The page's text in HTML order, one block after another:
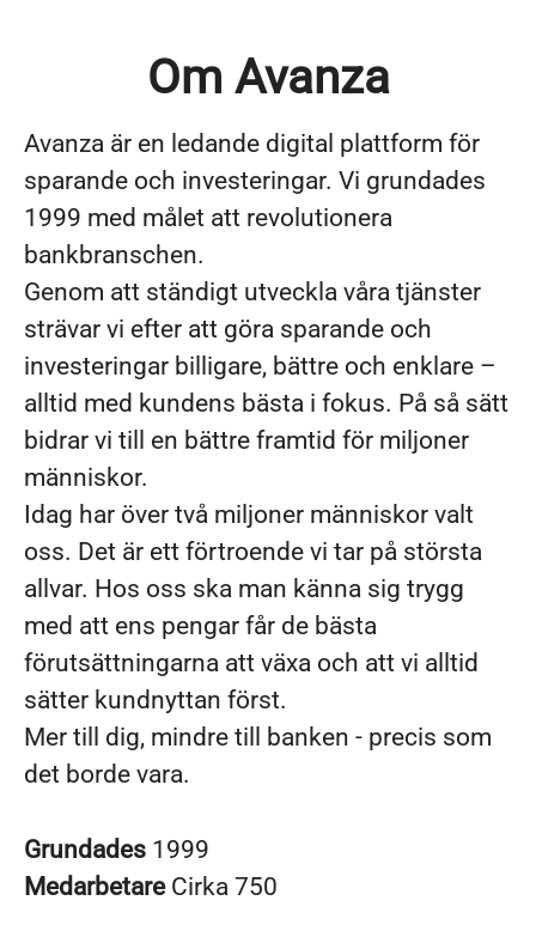
Om Avanza
Avanza är en ledande digital plattform för
sparande och investeringar. Vi grundades
1999 med målet att revolutionera
bankbranschen.
Genom att ständigt utveckla våra tjänster
strävar vi efter att göra sparande och
investeringar billigare, bättre och enklare –
alltid med kundens bästa i fokus. På så sätt
bidrar vi till en bättre framtid för miljoner
människor.
Idag har över två miljoner människor valt
oss. Det är ett förtroende vi tar på största
allvar. Hos oss ska man känna sig trygg
med att ens pengar får de bästa
förutsättningarna att växa och att vi alltid
sätter kundnyttan först.
Mer till dig, mindre till banken - precis som
det borde vara.
Grundades 1999
Medarbetare Cirka 750